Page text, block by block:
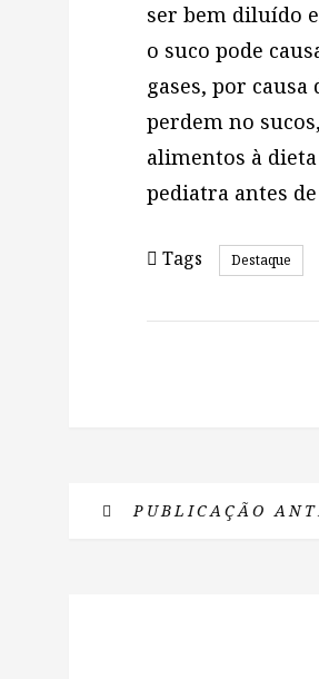
ser bem diluído
o suco pode
gases, por
perdem no
alimentos à
pediatra antes
Tags Destaque
PUBLICAÇÃO